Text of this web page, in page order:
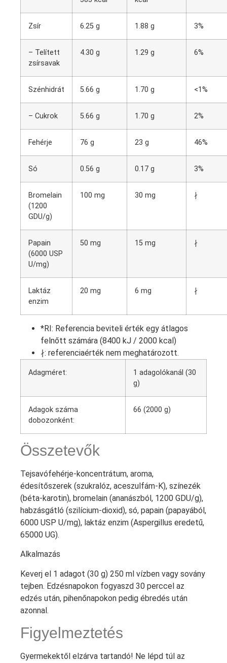
Zsír 6.25 g 1.88 g 3%
– Telített
zsírsavak
4.30 g 1.29 g 6%
Szénhidrát 5.66 g 1.70 g <1%
– Cukrok 5.66 g 1.70 g 2%
Fehérje 76 g 23 g 46%
Só 0.56 g 0.17 g 3%
Bromelain
(1200
GDU/g)
100 mg 30 mg ∤
Papain
(6000 USP
U/mg)
50 mg 15 mg ∤
Laktáz
enzim
20 mg 6 mg ∤
*RI: Referencia beviteli érték egy átlagos
felnőtt számára (8400 kJ / 2000 kcal)
∤: referenciaérték nem meghatározott.
Adagméret:
1 adagolókanál (30
g)
Adagok száma
dobozonként:
66 (2000 g)
Összetevők
Tejsavófehérje-koncentrátum, aroma,
édesítőszerek (szukralóz, aceszulfám-K), színezék
(béta-karotin), bromelain (ananászból, 1200 GDU/g),
habzásgátló (szilícium-dioxid), só, papain (papayából,
6000 USP U/mg), laktáz enzim (Aspergillus eredetű,
65000 UG).
Alkalmazás
Keverj el 1 adagot (30 g) 250 ml vízben vagy sovány
tejben. Edzésnapokon fogyaszd 30 perccel az
edzés után, pihenőnapokon pedig ébredés után
azonnal.
Figyelmeztetés
Gyermekektől elzárva tartandó! Ne lépd túl az